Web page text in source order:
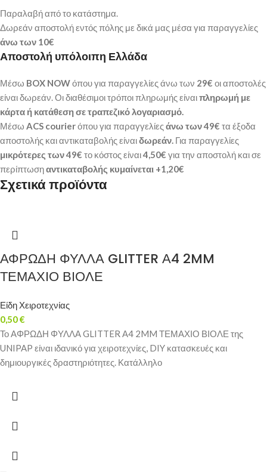
Παραλαβή από το κατάστημα.
Δωρεάν αποστολή εντός πόλης με δικά μας μέσα για παραγγελίες
άνω των 10€
Αποστολή υπόλοιπη Ελλάδα
Μέσω BOX NOWόπου για παραγγελίες άνω των 29€ οι αποστολές
είναι δωρεάν. Οι διαθέσιμοι τρόποι πληρωμής είναιπληρωμή με
κάρτα ή κατάθεση σε τραπεζικό λογαριασμό.
Μέσω ACS courierόπου για παραγγελίεςάνω των 49€ τα έξοδα
αποστολής και αντικαταβολής είναιδωρεάν. Για παραγγελίες
μικρότερες των 49€ το κόστος είναι4,50€ για την αποστολή και σε
περίπτωσηαντικαταβολής κυμαίνεται +1,20€
Σχετικά προϊόντα
ΑΦΡΩΔΗ ΦΥΛΛΑ GLITTER Α4 2MM
ΤΕΜΑΧΙΟ ΒΙΟΛΕ
Είδη Χειροτεχνίας
0,50€
Το ΑΦΡΩΔΗ ΦΥΛΛΑ GLITTER Α4 2MM ΤΕΜΑΧΙΟ ΒΙΟΛΕ της
UNIPAP είναι ιδανικό για χειροτεχνίες, DIY κατασκευές και
δημιουργικές δραστηριότητες. Κατάλληλο